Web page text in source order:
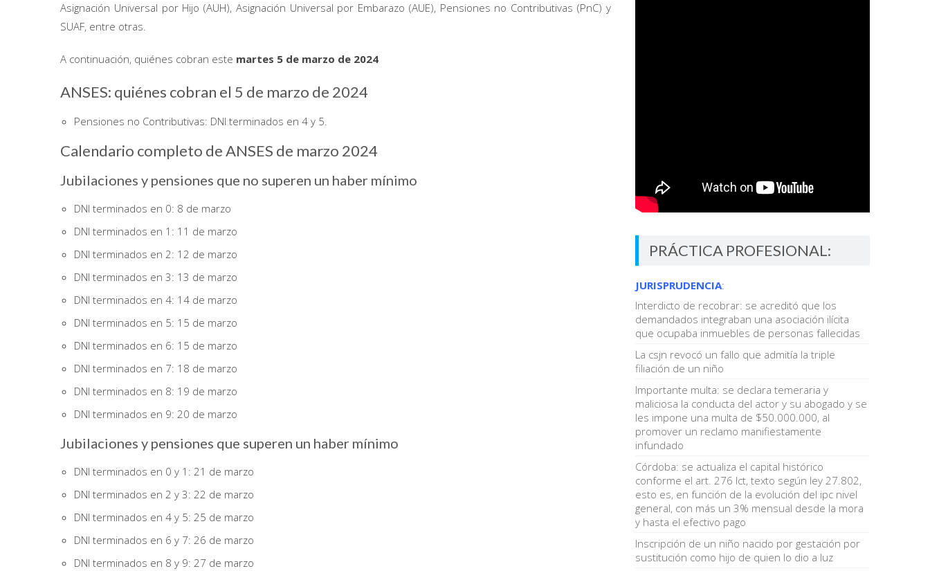
Asignación Universal por Hijo (AUH), Asignación Universal por Embarazo (AUE), Pensiones no Contributivas (PnC) y
SUAF, entre otras.
A continuación, quiénes cobran este martes 5 de marzo de 2024
ANSES: quiénes cobran el 5 de marzo de 2024
Pensiones no Contributivas: DNI terminados en 4 y 5.
Calendario completo de ANSES de marzo 2024
Jubilaciones y pensiones que no superen un haber mínimo
DNI terminados en 0: 8 de marzo
DNI terminados en 1: 11 de marzo
DNI terminados en 2: 12 de marzo
DNI terminados en 3: 13 de marzo
DNI terminados en 4: 14 de marzo
DNI terminados en 5: 15 de marzo
DNI terminados en 6: 15 de marzo
DNI terminados en 7: 18 de marzo
DNI terminados en 8: 19 de marzo
DNI terminados en 9: 20 de marzo
Jubilaciones y pensiones que superen un haber mínimo
DNI terminados en 0 y 1: 21 de marzo
DNI terminados en 2 y 3: 22 de marzo
DNI terminados en 4 y 5: 25 de marzo
DNI terminados en 6 y 7: 26 de marzo
DNI terminados en 8 y 9: 27 de marzo
PRÁCTICA PROFESIONAL:
JURISPRUDENCIA:
Interdicto de recobrar: se acreditó que los
demandados integraban una asociación ilícita
que ocupaba inmuebles de personas fallecidas
La csjn revocó un fallo que admitía la triple
filiación de un niño
Importante multa: se declara temeraria y
maliciosa la conducta del actor y su abogado y se
les impone una multa de $50.000.000, al
promover un reclamo manifiestamente
infundado
Córdoba: se actualiza el capital histórico
conforme el art. 276 lct, texto según ley 27.802,
esto es, en función de la evolución del ipc nivel
general, con más un 3% mensual desde la mora
y hasta el efectivo pago
Inscripción de un niño nacido por gestación por
sustitución como hijo de quien lo dio a luz